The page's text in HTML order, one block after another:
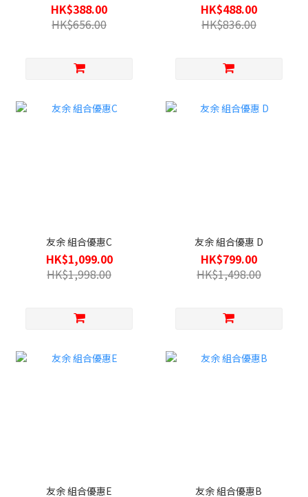
HK$388.00
HK$656.00
HK$488.00
HK$836.00
友余 組合優惠C
HK$1,099.00
HK$1,998.00
友余 組合優惠 D
HK$799.00
HK$1,498.00
友余 組合優惠E 友余 組合優惠B